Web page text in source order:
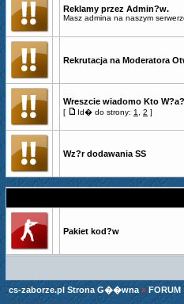
Reklamy przez Admin?w.
Masz admina na naszym
Rekrutacja na Moderatora
Wreszcie wiadomo Kto
[ Id� do strony: 1 2 ]
Wz?r dodawania SS
Pakiet kod?w
cs-zaborze.pl Strona G��wna»FORUM